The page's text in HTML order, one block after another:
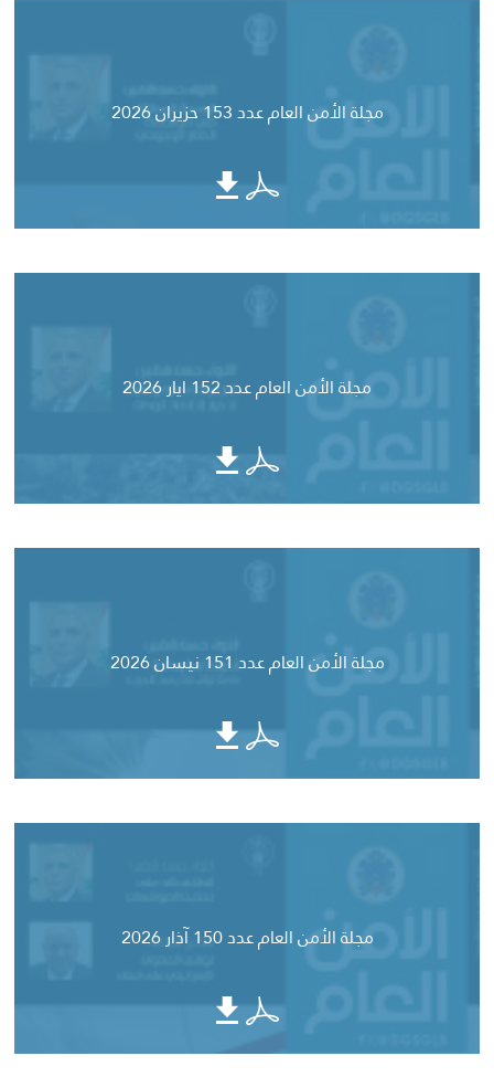
مجلة الأمن العام عدد 153 حزيران 2026
مجلة الأمن العام عدد 152 ايار 2026
مجلة الأمن العام عدد 151 نيسان 2026
مجلة الأمن العام عدد 150 آذار 2026